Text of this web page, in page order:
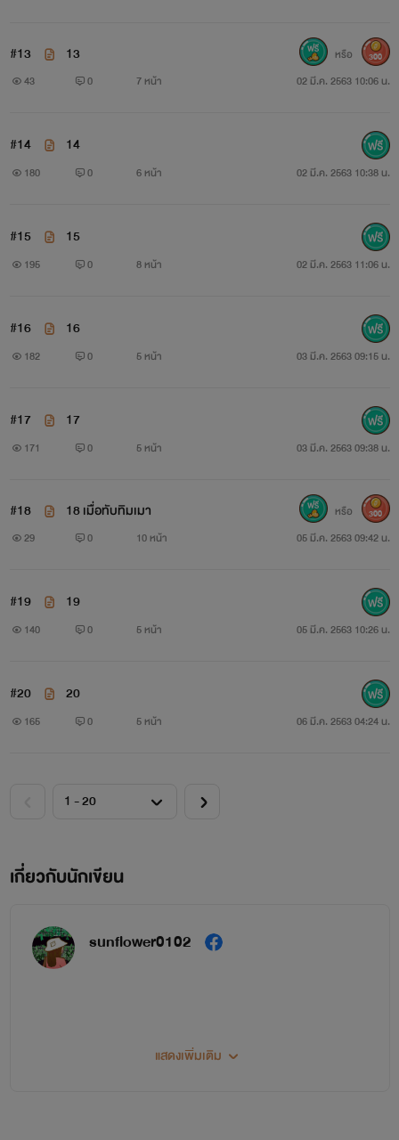
#13 13
43 0 7 หน้า 02 มี.ค. 2563 10:06 น.
หรือ 300
#14 14
180 0 6 หน้า 02 มี.ค. 2563 10:38 น.
#15 15
195 0 8 หน้า 02 มี.ค. 2563 11:06 น.
#16 16
182 0 5 หน้า 03 มี.ค. 2563 09:15 น.
#17 17
171 0 5 หน้า 03 มี.ค. 2563 09:38 น.
#18 18 เมื่อทับทิมเมา
29 0 10 หน้า 05 มี.ค. 2563 09:42 น.
หรือ 300
#19 19
140 0 5 หน้า 05 มี.ค. 2563 10:26 น.
#20 20
165 0 5 หน้า 06 มี.ค. 2563 04:24 น.
เกี่ยวกับนักเขียน
sunflower0102
แสดงเพิ่มเติม